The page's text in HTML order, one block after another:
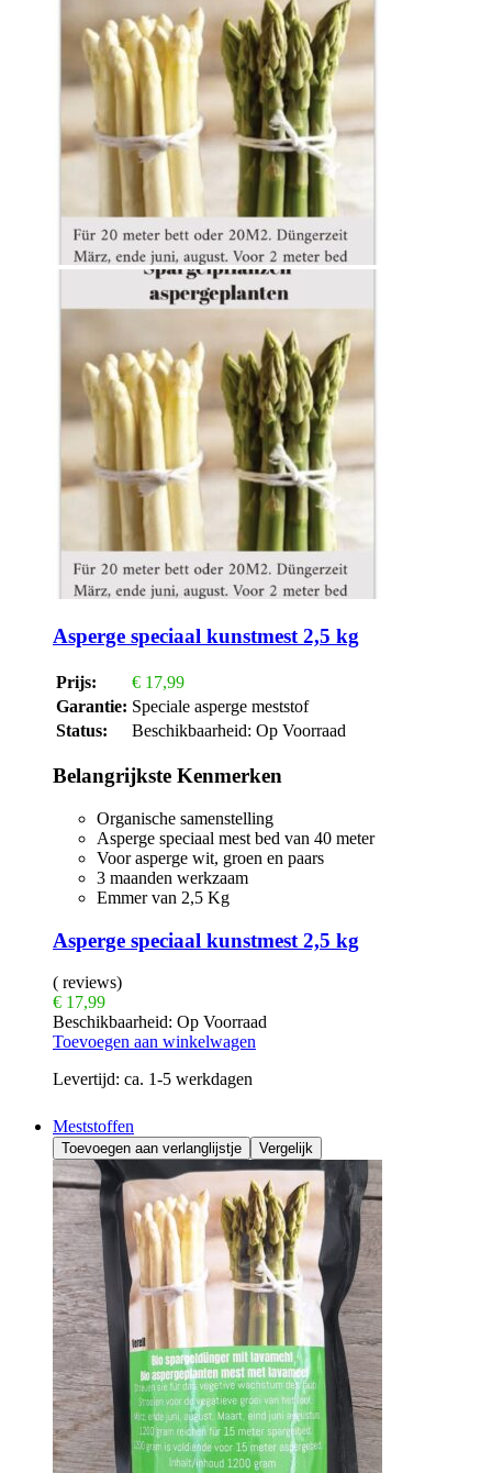
Asperge speciaal kunstmest 2,5 kg
Prijs: € 17,99
Garantie: Speciale asperge meststof
Status:
Beschikbaarheid: Op Voorraad
Belangrijkste Kenmerken
Organische samenstelling
Asperge speciaal mest bed van 40 meter
Voor asperge wit, groen en paars
3 maanden werkzaam
Emmer van 2,5 Kg
Asperge speciaal kunstmest 2,5 kg
( reviews)
€ 17,99
Beschikbaarheid: Op Voorraad
Toevoegen aan winkelwagen
Levertijd: ca. 1-5 werkdagen
Meststoffen
Toevoegen aan verlanglijstje Vergelijk